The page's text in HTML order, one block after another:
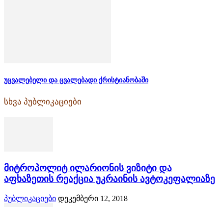
უცვალებელი და ცვალებადი ქრისტიანობაში
სხვა პუბლიკაციები
მიტროპოლიტ ილარიონის ვიზიტი და
აფხაზეთის რეაქცია უკრაინის ავტოკეფალიაზე
პუბლიკაციები დეკემბერი 12, 2018